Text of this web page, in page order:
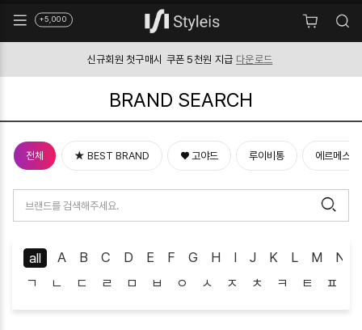
+5,000
신규회원 첫구매시 쿠폰 5천원 지급 다운로드
BRAND SEARCH
전체 ★ BEST BRAND ♥ 고야드 루이비통 에르메스
all A B C D E F G H I J K L M N
ㄱ
ㄴ ㄷ ㄹ ㅁ ㅂ ㅇ ㅅ ㅈ ㅊ ㅋ ㅌ ㅍ